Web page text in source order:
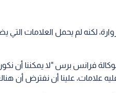
لكنه لم يحمل العلامات التي
فرانس برس "لا يمكننا أن
علامات، علينا أن نفترض أن